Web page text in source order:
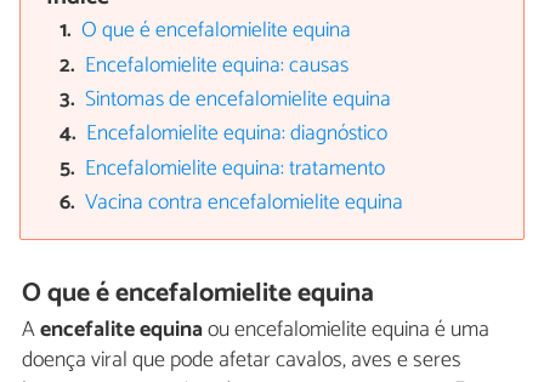
O que é encefalomielite equina
Encefalomielite equina: causas
Sintomas de encefalomielite equina
Encefalomielite equina: diagnóstico
Encefalomielite equina: tratamento
Vacina contra encefalomielite equina
O que é encefalomielite equina
Aencefalite equinaou encefalomielite equina é uma
doença viral que pode afetar cavalos, aves e seres